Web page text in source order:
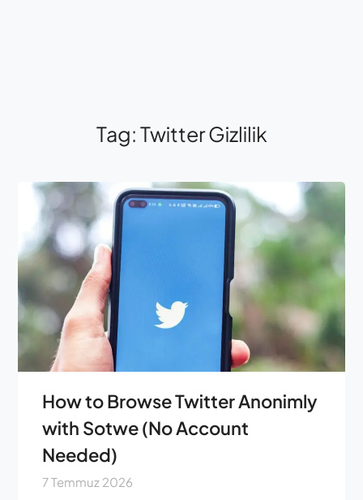
Tag:Twitter Gizlilik
How to Browse Twitter Anonimly
with Sotwe (No Account
Needed)
7 Temmuz 2026